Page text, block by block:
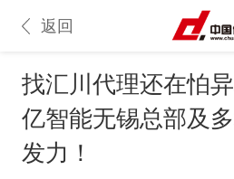
返回
找汇川代理还在怕
亿智能无锡总部及
发力！